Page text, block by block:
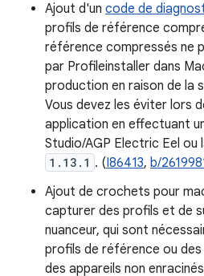
Ajout d'un code de
profils de référence
référence compressés ne
par Profileinstaller dans
production en raison de la
Vous devez les éviter lors
application en effectuant
Studio/AGP Electric Eel ou
1.13.1 . (I86413, b/
Ajout de crochets pour
capturer des profils et de
nuanceur, qui sont
profils de référence ou
des appareils non